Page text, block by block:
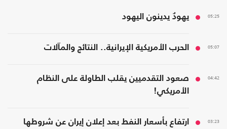
05:25 يهودٌ يدينون اليهود
05:07 الحرب الأمريكية الإيرانية.. النتائج والمآلات
04:42
صعود التقدميين يقلب الطاولة على النظام
الأمريكي!
03:23
ارتفاع بأسعار النفط بعد إعلان إيران عن شروطها